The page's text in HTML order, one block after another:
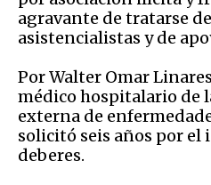
agravante de tratarse
asistencialistas y de
Por Walter Omar
médico hospitalario de
externa de
solicitó seis años por
deberes.